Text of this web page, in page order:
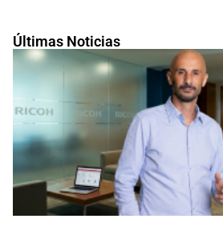
Últimas Noticias